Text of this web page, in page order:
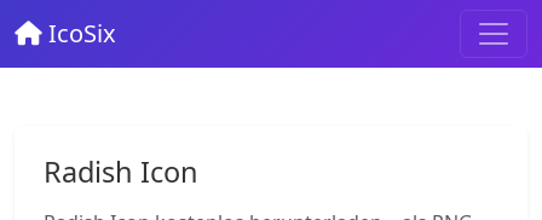
IcoSix
Radish Icon